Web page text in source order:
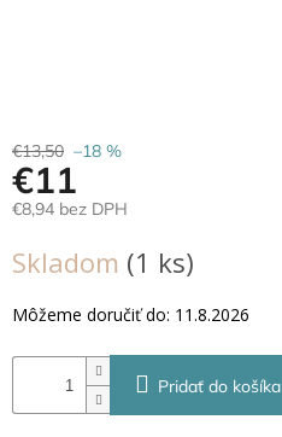
Prihlásenie
€13,50 –18 %
€11
€8,94 bez DPH
cena:
Skladom (1 ks)
Môžeme doručiť do: 11.8.2026
Pridať do košíka